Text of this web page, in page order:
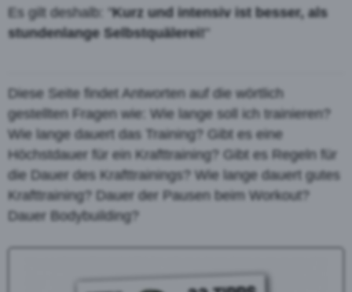
Es gilt deshalb: "Kurz und intensiv ist besser, als
stundenlange Selbstquälerei!"
Diese Seite findet Antworten auf die wörtlich
gestellten Fragen wie: Wie lange soll ich trainieren?
Wie lange dauert das Training? Gibt es eine
Höchstdauer für ein Krafttraining? Gibt es Regeln für
die Dauer des Krafttrainings? Wie lange dauert gutes
Krafttraining? Dauer der Pausen beim Workout?
Dauer Bodybuilding?